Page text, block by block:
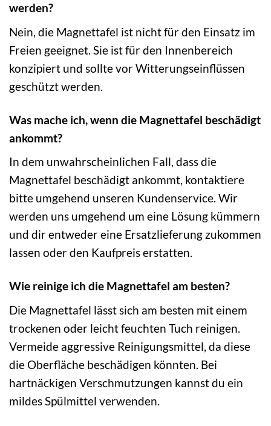
werden?
Nein, die Magnettafel ist nicht für den Einsatz im
Freien geeignet. Sie ist für den Innenbereich
konzipiert und sollte vor Witterungseinflüssen
geschützt werden.
Was mache ich, wenn die Magnettafel beschädigt
ankommt?
In dem unwahrscheinlichen Fall, dass die
Magnettafel beschädigt ankommt, kontaktiere
bitte umgehend unseren Kundenservice. Wir
werden uns umgehend um eine Lösung kümmern
und dir entweder eine Ersatzlieferung zukommen
lassen oder den Kaufpreis erstatten.
Wie reinige ich die Magnettafel am besten?
Die Magnettafel lässt sich am besten mit einem
trockenen oder leicht feuchten Tuch reinigen.
Vermeide aggressive Reinigungsmittel, da diese
die Oberfläche beschädigen könnten. Bei
hartnäckigen Verschmutzungen kannst du ein
mildes Spülmittel verwenden.